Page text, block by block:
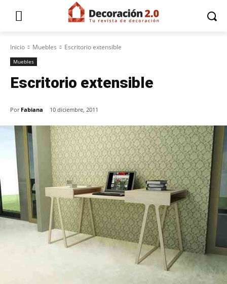
Inicio Muebles Escritorio extensible
Muebles
Escritorio extensible
Por Fabiana 10 diciembre, 2011